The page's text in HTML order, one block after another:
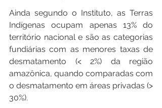
Ainda segundo o Instituto, as Terras
Indígenas ocupam apenas 13% do
território nacional e são as categorias
fundiárias com as menores taxas de
desmatamento (< 2%) da região
amazônica, quando comparadas com
o desmatamento em áreas privadas (>
30%).